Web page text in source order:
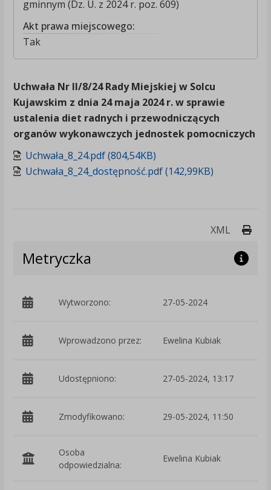
gminnym (Dz. U. z 2024 r. poz. 609)
Akt prawa miejscowego:
Tak
Uchwała Nr II/8/24 Rady Miejskiej w Solcu
Kujawskim z dnia 24 maja 2024 r. w sprawie
ustalenia diet radnych i przewodniczących
organów wykonawczych jednostek pomocniczych
Uchwała_8_24.pdf (804,54KB)
Uchwała_8_24_dostępność.pdf (142,99KB)
XML
Metryczka
Wytworzono: 27-05-2024
Wprowadzono przez: Ewelina Kubiak
Udostępniono: 27-05-2024, 13:17
Zmodyfikowano: 29-05-2024, 11:50
Osoba
odpowiedzialna:
Ewelina Kubiak